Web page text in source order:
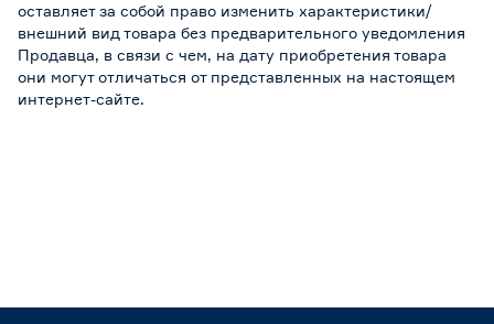
оставляет за собой право изменить характеристики/
внешний вид товара без предварительного уведомления
Продавца, в связи с чем, на дату приобретения товара
они могут отличаться от представленных на настоящем
интернет-сайте.